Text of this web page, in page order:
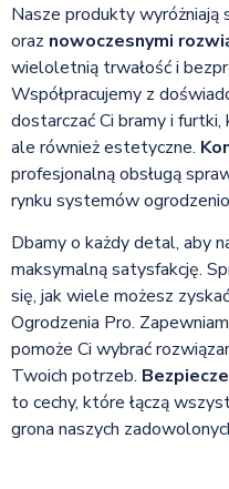
Nasze produkty wyróżniają
oraz nowoczesnymi
wieloletnią trwałość i
Współpracujemy z
dostarczać Ci bramy i
ale również estetyczne.
profesjonalną obsługą
rynku systemów
Dbamy o każdy detal, aby
maksymalną satysfakcję.
się, jak wiele możesz
Ogrodzenia Pro.
pomoże Ci wybrać
Twoich potrzeb.
to cechy, które łączą
grona naszych